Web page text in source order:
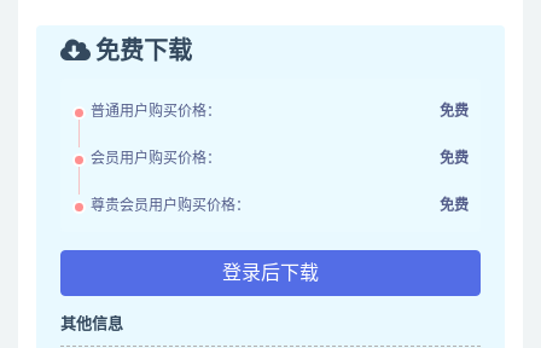
免费下载
普通用户购买价格： 免费
会员用户购买价格： 免费
尊贵会员用户购买价格： 免费
登录后下载
其他信息